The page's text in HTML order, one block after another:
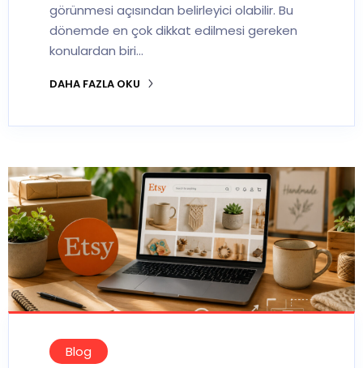
görünmesi açısından belirleyici olabilir. Bu
dönemde en çok dikkat edilmesi gereken
konulardan biri…
DAHA FAZLA OKU
Blog